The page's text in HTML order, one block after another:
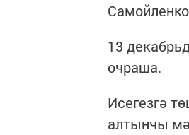
13
очраша.
Исегезгә
алтынчы